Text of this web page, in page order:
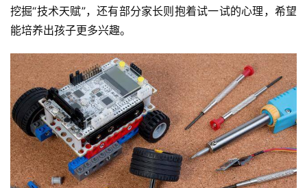
挖掘“技术天赋”，还有部分家长则抱着试一试的心理，希望
能培养出孩子更多兴趣。